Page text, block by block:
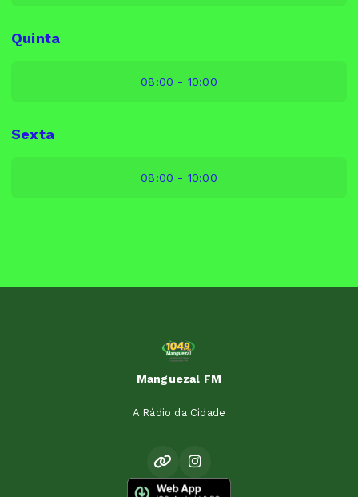
Quinta
08:00 - 10:00
Sexta
08:00 - 10:00
Manguezal FM
A Rádio da Cidade